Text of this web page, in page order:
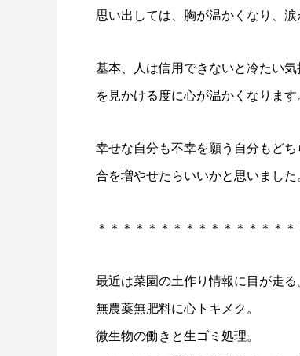
思い出しては、胸が温かくなり、涙
基本、人は信用できないと冷たい
を見かける度に心が温かくなります
幸せな自分も不幸を願う自分もど
合を増やせたらいいかと思いました
＊＊＊＊＊＊＊＊＊＊＊＊＊＊＊＊
最近は菜園の土作り情報に目が走る
無農薬無肥料に心トキメク。
微生物の働きと生ゴミ処理。